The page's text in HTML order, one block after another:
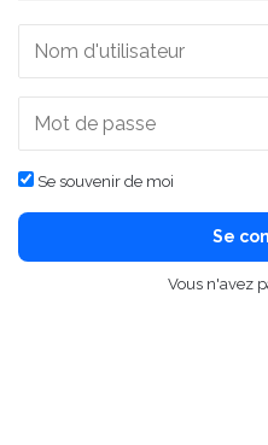
Se souvenir de moi
Se
Vous n'avez